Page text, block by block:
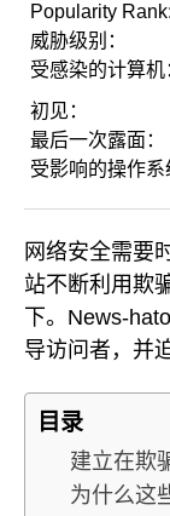
Popularity Rank:
威胁级别：
受感染的计算机
初见：
最后一次露面：
受影响的操作系
网络安全需要
站不断利用欺
下。News-
导访问者，并
目录
建立在欺
为什么这